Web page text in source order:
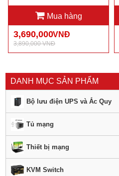
Mua hàng
3,690,000VNĐ
3,890,000 VNĐ
DANH MỤC SẢN PHẨM
Bộ lưu điện UPS và Ắc Quy
Tủ mạng
Thiết bị mạng
KVM Switch